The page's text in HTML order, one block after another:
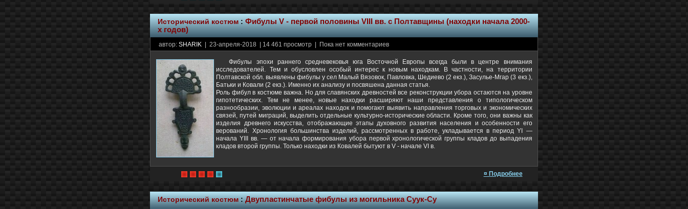
Исторический костюм: Фибулы V - первой половины VIII вв. с Полтавщины (находки начала 2000-
х годов)
автор:SHARIK | 23-апреля-2018 | 14 461 просмотр | Пока нет комментариев
Фибулы эпохи раннего средневековья юга Восточной Европы всегда были в центре внимания
исследователей. Тем и обусловлен особый интерес к новым находкам. В частности, на территории
Полтавской обл. выявлены фибулы у сел Малый Вязовок, Павловка, Шедиево (2 екз.), Засулье-Мгар (3 екз.),
Батьки и Ковали (2 екз.). Именно их анализу и посвяшена данная статья.
Роль фибул в костюме важна. Но для славянских древностей все реконструкции убора остаются на уровне
гипотетических. Тем не менее, новые находки расширяют наши представления о типологическом
разнообразии, эволюции и ареалах находок и помогают выявить направления торговых и экономических
связей, путей миграций, выделить отдельные культурно-исторические области. Кроме того, они важны как
изделия древнего искусства, отображающие этапы духовного развития населения и особенности его
верований. Хронология большинства изделий, рассмотренных в работе, укладывается в период YI —
начала YIII вв. — от начала формирования убора первой хронологической группы кладов до выпадения
кладов второй группы. Только находки из Ковалей бытуют в V - начале VI в.
¤ Подробнее
Исторический костюм: Двупластинчатые фибулы из могильника Суук-Су